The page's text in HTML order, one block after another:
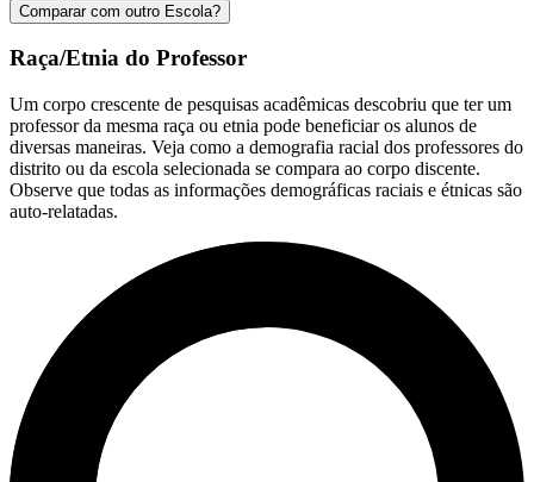
Comparar com outro Escola?
Raça/Etnia do Professor
Um corpo crescente de pesquisas acadêmicas descobriu que ter um
professor da mesma raça ou etnia pode beneficiar os alunos de
diversas maneiras. Veja como a demografia racial dos professores do
distrito ou da escola selecionada se compara ao corpo discente.
Observe que todas as informações demográficas raciais e étnicas são
auto-relatadas.